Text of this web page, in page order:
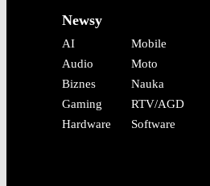
Newsy
AI
Audio
Biznes
Gaming
Hardware
Mobile
Moto
Nauka
RTV/AGD
Software